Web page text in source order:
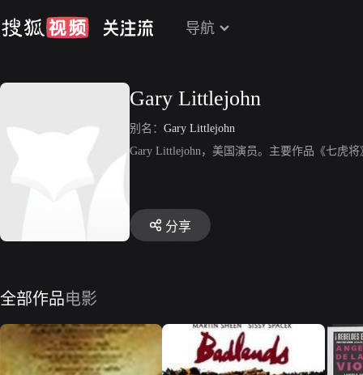
导航
Gary Littlejohn
别名： Gary Littlejohn
Gary Littlejohn，美国演员。主要作品《七虎
分享
全部作品电影